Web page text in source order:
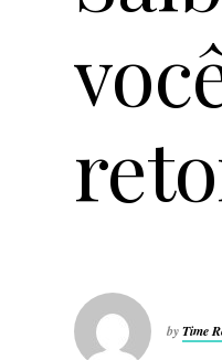
byTime